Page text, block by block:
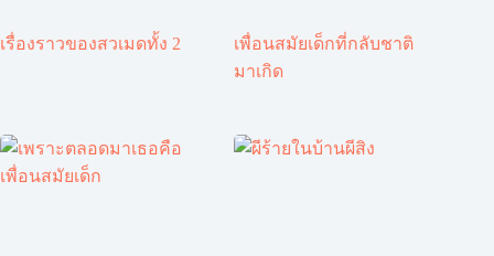
เรื่องราวของสวเมดทั้ง 2
เพื่อนสมัยเด็กที่กลับชาติ
มาเกิด